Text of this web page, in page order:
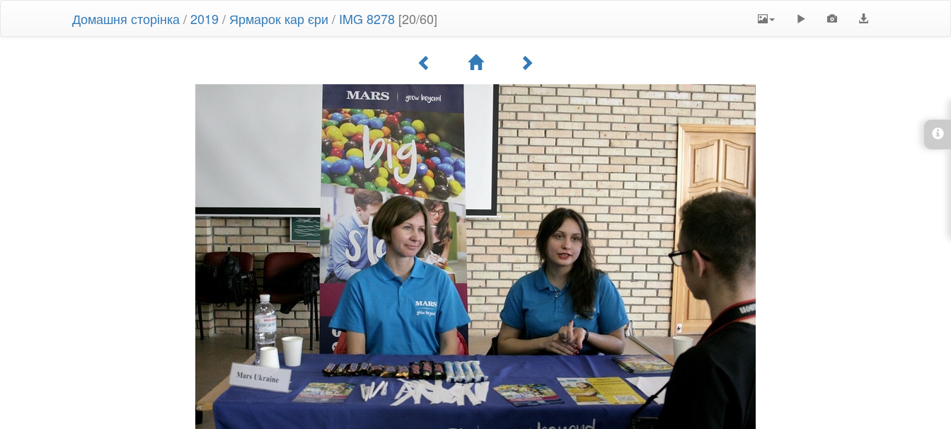
Домашня сторінка /2019/ Ярмарок кар єри / IMG 8278 [20/60]